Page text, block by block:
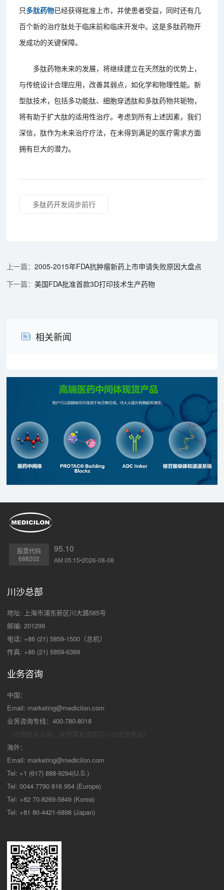
只多肽药物已经获得批准上市，并使患者受益，同时还有几
百个新的治疗肽处于临床前和临床开发中。这是多肽药物开
发成功的关键保障。
多肽药物未来的发展，将继续建立在天然肽的优势上，
与传统设计合理应用，改善其弱点，如化学和物理性能。新
型肽技术，包括多功能肽、细胞穿透肽和多肽药物共轭物，
将有助于扩大肽的适用性治疗。考虑到所有上述因素，我们
深信，肽作为未来治疗疗法，在未得到满足的医疗需求方面
拥有巨大的潜力。
多肽药开发阔步前行
2005-2015年FDA抗肿瘤新药上市申请失败原因大盘点
美国FDA批准首款3D打印技术生产药物
相关新闻
股票代码
688202
95.10
AM 05:15•2026-08-08
川沙总部
地址: 上海市浦东新区川大路585号
邮编: 201299
电话: +86 (21) 5859-1500（总机）
传真: +86 (21) 5859-6369
业务咨询
中国：
Email: marketing@medicilon.com
业务咨询专线：400-780-8018
海外：
Email: marketing@medicilon.com
Tel: +1 (617) 888-9294(U.S.)
Tel: 0044 7790 816 954 (Europe)
Tel: +82 70-8269-5849 (Korea)
Tel: +81 80-4421-6898 (Japan)